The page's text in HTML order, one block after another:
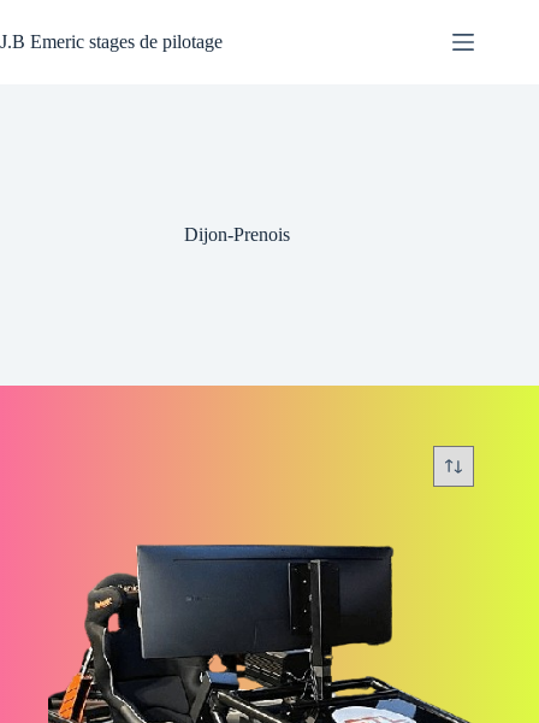
au
contenu
J.B Emeric stages de pilotage
Dijon-Prenois